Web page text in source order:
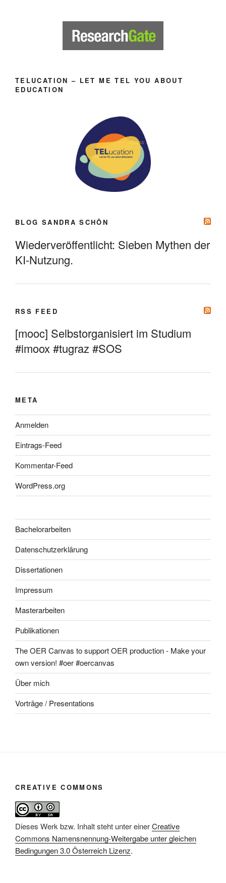
TELUCATION – LET ME TEL YOU ABOUT
EDUCATION
BLOG SANDRA SCHÖN
Wiederveröffentlicht: Sieben Mythen der
KI-Nutzung.
RSS FEED
[mooc] Selbstorganisiert im Studium
#imoox #tugraz #SOS
META
Anmelden
Eintrags-Feed
Kommentar-Feed
WordPress.org
Bachelorarbeiten
Datenschutzerklärung
Dissertationen
Impressum
Masterarbeiten
Publikationen
The OER Canvas to support OER production - Make your
own version! #oer #oercanvas
Über mich
Vorträge / Presentations
CREATIVE COMMONS
Dieses Werk bzw. Inhalt steht unter einerCreative
Commons Namensnennung-Weitergabe unter gleichen
Bedingungen 3.0 Österreich Lizenz.